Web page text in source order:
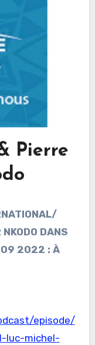
Pierre
DANS
09 2022 : À
episode/
luc-michel-